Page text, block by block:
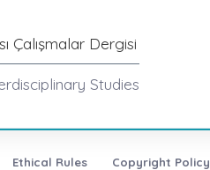
Çalışmalar Dergisi
Studies
Ethical Rules Copyright Policy